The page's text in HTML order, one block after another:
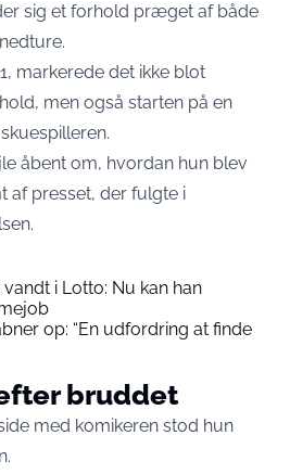
sig et forhold præget af både
markerede det ikke blot
men også starten på en
åbent om, hvordan hun blev
af presset, der fulgte i
i Lotto: Nu kan han
op: “En udfordring at finde
bruddet
med komikeren stod hun